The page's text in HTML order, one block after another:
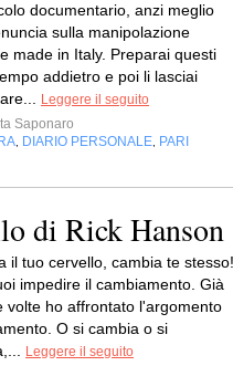
documentario, anzi meglio
sulla manipolazione
made in Italy. Preparai questi
addietro e poi li lasciai
Leggere il seguito
Saponaro
, DIARIO PERSONALE, PARI
di Rick Hanson
il tuo cervello, cambia te stesso!
impedire il cambiamento. Già
volte ho affrontato l'argomento
O si cambia o si
Leggere il seguito